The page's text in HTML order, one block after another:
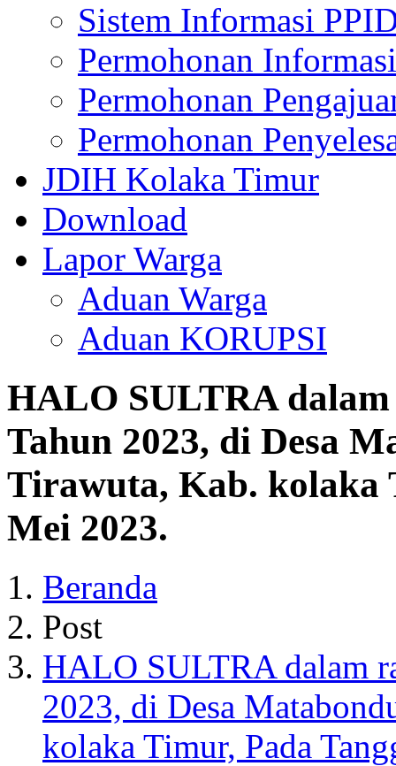
Sistem Informasi
Permohonan
Permohonan
Permohonan
JDIH Kolaka Timur
Download
Lapor Warga
Aduan Warga
Aduan KORUPSI
HALO SULTRA
Tahun 2023, di Desa
Tirawuta, Kab. kolaka
Mei 2023.
Beranda
Post
HALO SULTRA dalam
2023, di Desa
kolaka Timur, Pada